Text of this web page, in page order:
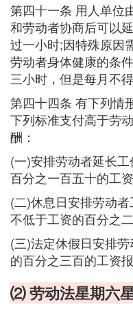
第四十一条 用人单位
和劳动者协商后可以
过一小时;因特殊原因
劳动者身体健康的条
三小时，但是每月不
第四十四条 有下列情
下列标准支付高于劳
酬：
(一)安排劳动者延长
百分之一百五十的工
(二)休息日安排劳动
不低于工资的百分之
(三)法定休假日安排
的百分之三百的工资报
⑵ 劳动法星期六